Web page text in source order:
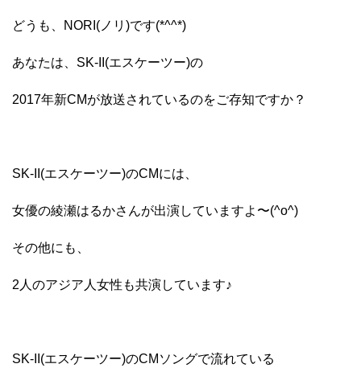
どうも、NORI(ノリ)です(*^^*)
あなたは、SK-II(エスケーツー)の
2017年新CMが放送されているのをご存知ですか？
SK-II(エスケーツー)のCMには、
女優の綾瀬はるかさんが出演していますよ〜(^o^)
その他にも、
2人のアジア人女性も共演しています♪
SK-II(エスケーツー)のCMソングで流れている